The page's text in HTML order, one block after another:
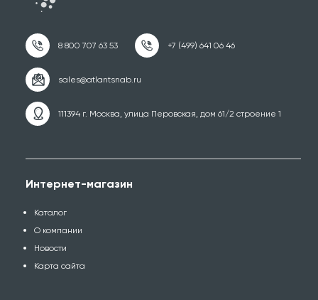
111394 г. Москва, улица Перовская, дом 61/2 строение 1
Интернет-магазин
Каталог
О компании
Новости
Карта сайта